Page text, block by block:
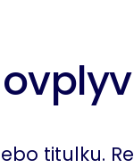
titulku.